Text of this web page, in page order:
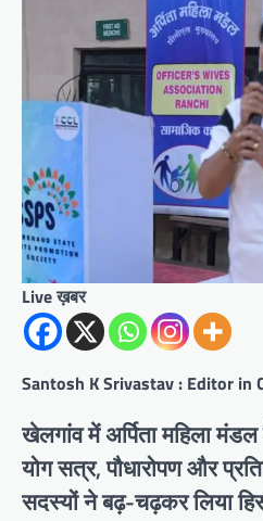
Live ख़बर
Santosh K Srivastav : Editor in
खेलगांव में अर्पिता महिला
योग सत्र, पौधारोपण और
सदस्यों ने बढ़-चढ़कर लिया